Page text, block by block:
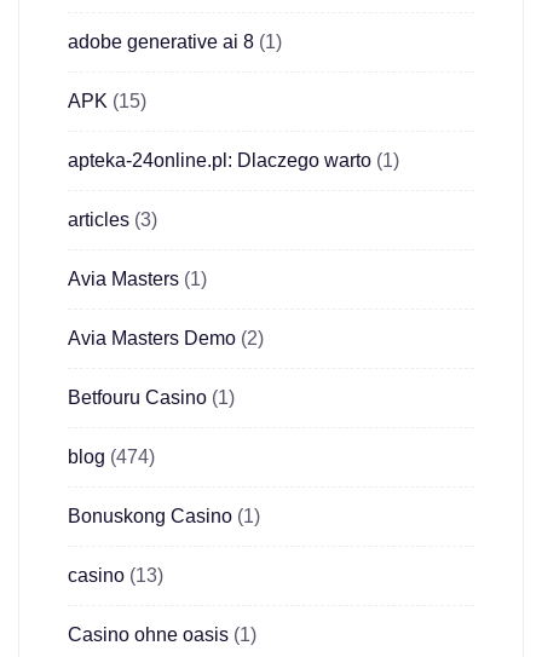
adobe generative ai 8 (1)
APK (15)
apteka-24online.pl: Dlaczego warto (1)
articles (3)
Avia Masters (1)
Avia Masters Demo (2)
Betfouru Casino (1)
blog (474)
Bonuskong Casino (1)
casino (13)
Casino ohne oasis (1)